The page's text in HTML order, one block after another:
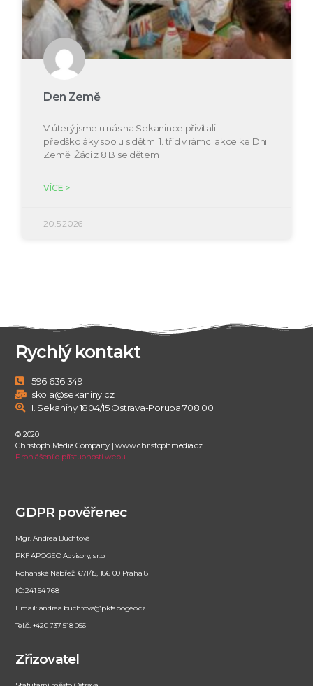
Den Země
V úterý jsme u nás na Sekanince přivítali
předškoláky spolu s dětmi 1. tříd v rámci akce ke Dni
Země. Žáci z 8.B se dětem
VÍCE >
20.5.2026
Rychlý kontakt
596 636 349
skola@sekaniny.cz
I. Sekaniny 1804/15 Ostrava-Poruba 708 00
© 2020
Christoph Media Company | www.christophmedia.cz
Prohlášení o přístupnosti webu
GDPR pověřenec
Mgr. Andrea Buchtová
PKF APOGEO Advisory, s.r.o.
Rohanské Nábřeží 671/15, 186 00 Praha 8
IČ: 241 54 768
Email: andrea.buchtova@pkfapogeo.cz
Tel.č. +420 737 518 056
Zřizovatel